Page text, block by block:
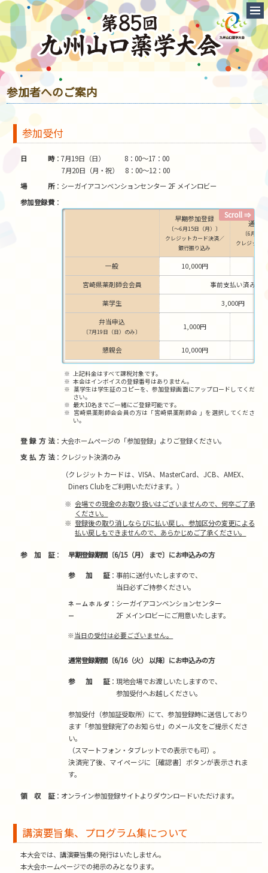
参加者へのご案内
参加受付
日時
7月19日（日） 8：00～17：00
7月20日（月・祝） 8：00～12：00
場所
シーガイアコンベンションセンター 2F メインロビー
参加登録費
早期参加登録
〔～6月15日（月）〕
クレジットカード決済／
銀行振り込み
通常
〔6月16
クレジット
一般 10,000円
宮崎県薬剤師会会員 事前支払い済み
薬学生 3,000円
弁当申込
〔7月19日（日）のみ〕
1,000円
懇親会 10,000円
上記料金はすべて課税対象です。
本会はインボイスの登録番号はありません。
薬学生は学生証のコピーを、参加登録画面にアップロードしてくだ
さい。
最大10名までご一緒にご登録可能です。
宮崎県薬剤師会会員の方は「宮崎県薬剤師会 」を選択してくださ
い。
登録方法
大会ホームページの「参加登録」よりご登録ください。
支払方法
クレジット決済のみ
（クレジットカードは、VISA、MasterCard、JCB、AMEX、
Diners Clubをご利用いただけます。）
会場での現金のお取り扱いはございませんので、何卒ご了承
ください。
登録後の取り消しならびに払い戻し、参加区分の変更による
払い戻しもできませんので、あらかじめご了承ください。
参加証 早期登録期間〔6/15（月） まで〕にお申込みの方
参加証
事前に送付いたしますので、
当日必ずご持参ください。
ネームホルダ
ー
シーガイアコンベンションセンター
2F メインロビーにご用意いたします。
※ 当日の受付は必要ございません。
通常登録期間〔6/16（火） 以降〕にお申込みの方
参加証
現地会場でお渡しいたしますので、
参加受付へお越しください。
参加受付（参加証受取所）にて、参加登録時に送信しており
ます「参加登録完了のお知らせ」のメール文をご提示くださ
い。
（スマートフォン・タブレットでの表示でも可）。
決済完了後、マイページに［確認書］ボタンが表示されま
す。
領収証 オンライン参加登録サイトよりダウンロードいただけます。
講演要旨集、プログラム集について
本大会では、講演要旨集の発行はいたしません。
本大会ホームページでの掲示のみとなります。